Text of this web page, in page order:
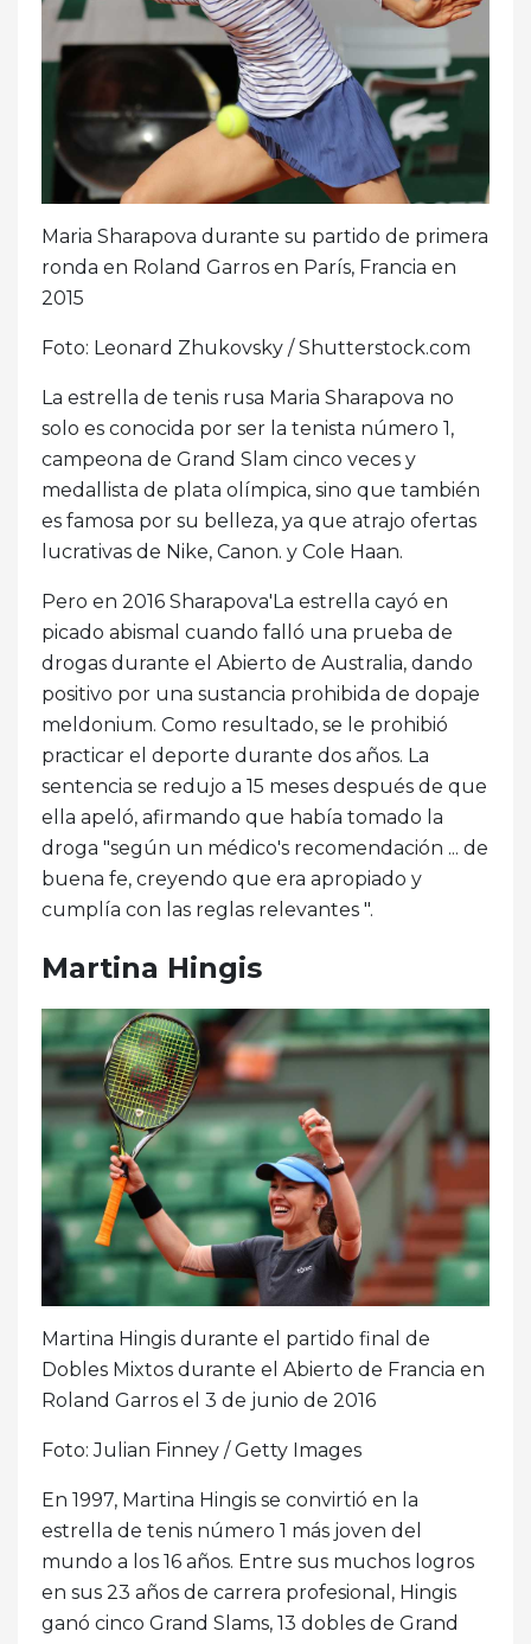
Maria Sharapova durante su partido de primera
ronda en Roland Garros en París, Francia en
2015
Foto: Leonard Zhukovsky / Shutterstock.com
La estrella de tenis rusa Maria Sharapova no
solo es conocida por ser la tenista número 1,
campeona de Grand Slam cinco veces y
medallista de plata olímpica, sino que también
es famosa por su belleza, ya que atrajo ofertas
lucrativas de Nike, Canon. y Cole Haan.
Pero en 2016 Sharapova'La estrella cayó en
picado abismal cuando falló una prueba de
drogas durante el Abierto de Australia, dando
positivo por una sustancia prohibida de dopaje
meldonium. Como resultado, se le prohibió
practicar el deporte durante dos años. La
sentencia se redujo a 15 meses después de que
ella apeló, afirmando que había tomado la
droga "según un médico's recomendación ... de
buena fe, creyendo que era apropiado y
cumplía con las reglas relevantes ".
Martina Hingis
Martina Hingis durante el partido final de
Dobles Mixtos durante el Abierto de Francia en
Roland Garros el 3 de junio de 2016
Foto: Julian Finney / Getty Images
En 1997, Martina Hingis se convirtió en la
estrella de tenis número 1 más joven del
mundo a los 16 años. Entre sus muchos logros
en sus 23 años de carrera profesional, Hingis
ganó cinco Grand Slams, 13 dobles de Grand